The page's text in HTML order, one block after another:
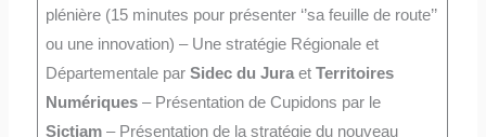
plénière (15 minutes pour présenter ‘’sa feuille de route’’
ou une innovation) – Une stratégie Régionale et
Départementale parSidec du Jura et Territoires
Numériques – Présentation de Cupidons par le
Sictiam – Présentation de la stratégie du nouveau